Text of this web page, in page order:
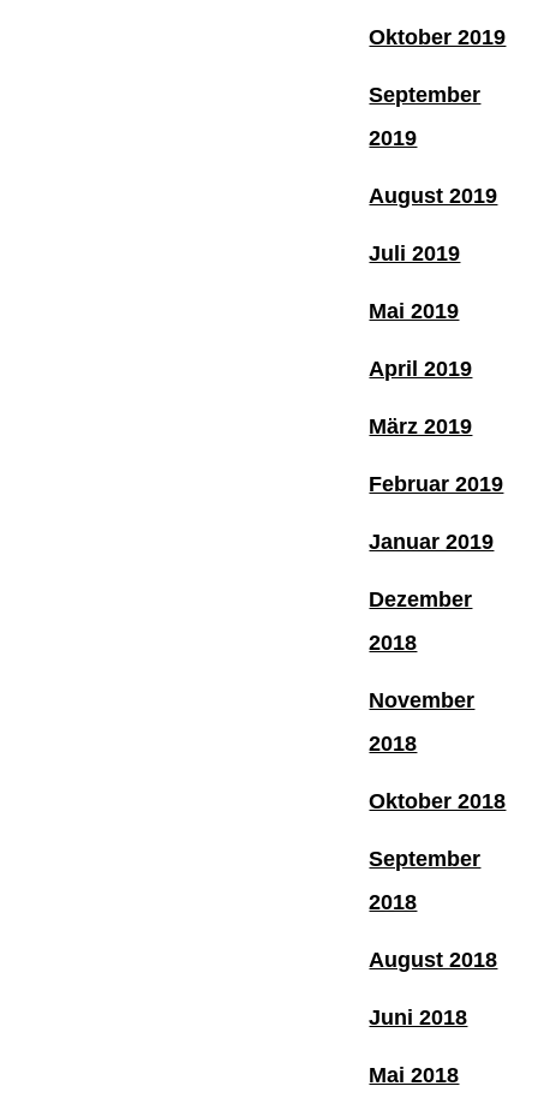
Oktober 2019
September
2019
August 2019
Juli 2019
Mai 2019
April 2019
März 2019
Februar 2019
Januar 2019
Dezember
2018
November
2018
Oktober 2018
September
2018
August 2018
Juni 2018
Mai 2018